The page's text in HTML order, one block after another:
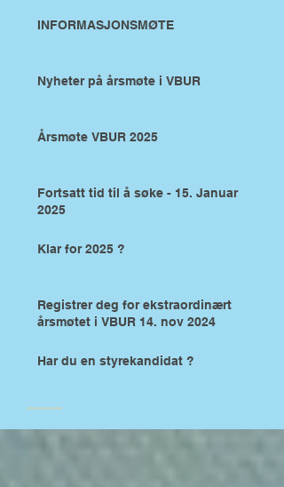
INFORMASJONSMØTE
Nyheter på årsmøte i VBUR
Årsmøte VBUR 2025
Fortsatt tid til å søke - 15. Januar
2025
Klar for 2025 ?
Registrer deg for ekstraordinært
årsmøtet i VBUR 14. nov 2024
Har du en styrekandidat ?